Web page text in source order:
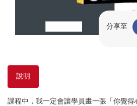
分享至
說明
課程中，我一定會讓學員畫一張「你覺得